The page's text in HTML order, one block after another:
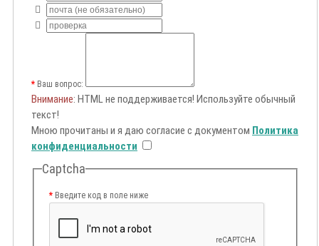
Ваш вопрос:
Внимание: HTML не поддерживается! Используйте обычный
текст!
Мною прочитаны и я даю согласие с документом Политика
конфиденциальности
Captcha
Введите код в поле ниже